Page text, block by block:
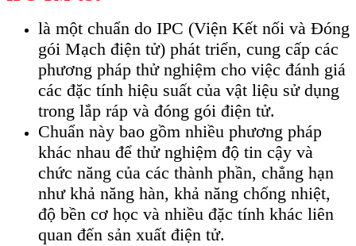
là một chuẩn do IPC (Viện Kết nối và Đóng
gói Mạch điện tử) phát triển, cung cấp các
phương pháp thử nghiệm cho việc đánh giá
các đặc tính hiệu suất của vật liệu sử dụng
trong lắp ráp và đóng gói điện tử.
Chuẩn này bao gồm nhiều phương pháp
khác nhau để thử nghiệm độ tin cậy và
chức năng của các thành phần, chẳng hạn
như khả năng hàn, khả năng chống nhiệt,
độ bền cơ học và nhiều đặc tính khác liên
quan đến sản xuất điện tử.